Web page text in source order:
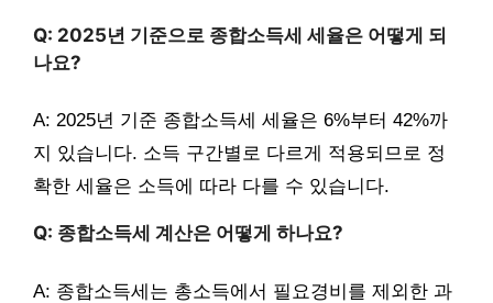
Q: 2025년 기준으로 종합소득세 세율은 어떻게 되
나요?
A: 2025년 기준 종합소득세 세율은 6%부터 42%까
지 있습니다. 소득 구간별로 다르게 적용되므로 정
확한 세율은 소득에 따라 다를 수 있습니다.
Q: 종합소득세 계산은 어떻게 하나요?
A: 종합소득세는 총소득에서 필요경비를 제외한 과